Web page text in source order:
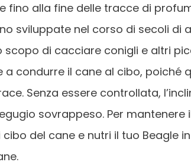
fino alla fine delle tracce di
sviluppate nel corso di secoli di
di cacciare conigli e altri
condurre il cane al cibo, poiché
Senza essere controllata,
sovrappeso. Per mantenere
del cane e nutri il tuo Beagle